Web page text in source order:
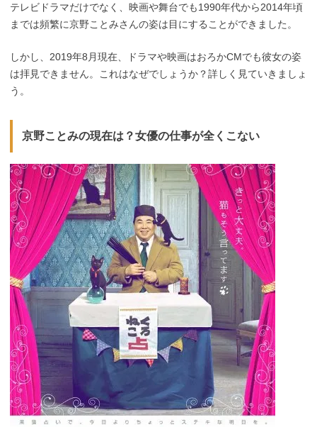
テレビドラマだけでなく、映画や舞台でも1990年代から2014年頃
までは頻繁に京野ことみさんの姿は目にすることができました。
しかし、2019年8月現在、ドラマや映画はおろかCMでも彼女の姿
は拝見できません。これはなぜでしょうか？詳しく見ていきましょ
う。
京野ことみの現在は？女優の仕事が全くこない